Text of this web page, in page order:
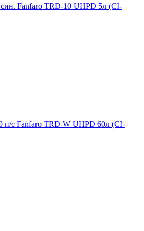
Fanfaro TRD-10 UHPD 5л (CI-
п/с Fanfaro TRD-W UHPD 60л (CI-